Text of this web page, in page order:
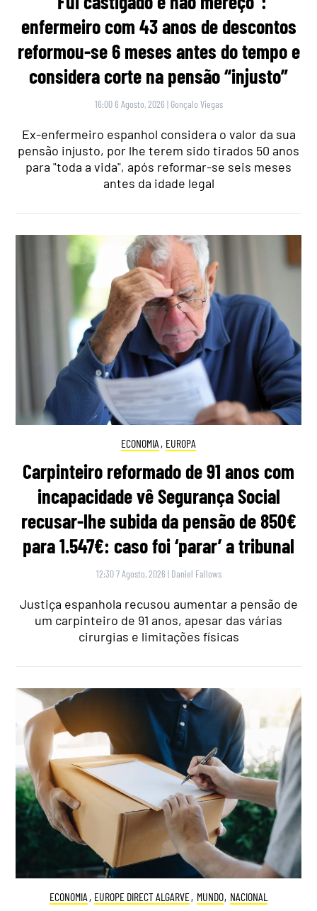
enfermeiro com 43 anos de descontos
reformou-se 6 meses antes do tempo e
considera corte na pensão “injusto”
16:00 6 Agosto, 2026 | Gonçalo Viegas
Ex-enfermeiro espanhol considera o valor da sua
pensão injusto, por lhe terem sido tirados 50 anos
para "toda a vida", após reformar-se seis meses
antes da idade legal
ECONOMIA , EUROPA
Carpinteiro reformado de 91 anos com
incapacidade vê Segurança Social
recusar-lhe subida da pensão de 850€
para 1.547€: caso foi ‘parar’ a tribunal
12:30 7 Agosto, 2026 | Daniel Fallows
Justiça espanhola recusou aumentar a pensão de
um carpinteiro de 91 anos, apesar das várias
cirurgias e limitações físicas
ECONOMIA , EUROPE DIRECT ALGARVE, MUNDO, NACIONAL